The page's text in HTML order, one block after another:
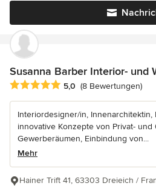
Susanna Barber Interior- und
Durchschnittliche Bewertung: 5
5,0 (8 Bewertungen)
Interiordesigner/in, Innenarchitektin,
innovative Konzepte von Privat- und
Gewerberäumen, Einbindung von...
Mehr
Hainer Trift 41, 63303 Dreieich /